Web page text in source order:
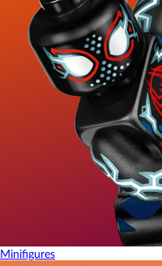
Minifigures